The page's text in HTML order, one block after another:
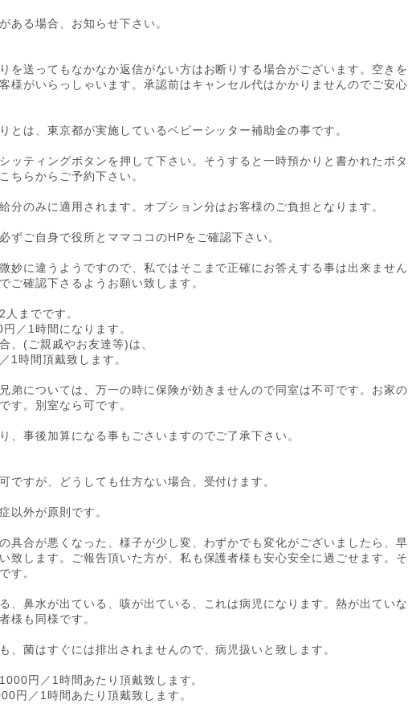
ある場合、お知らせ下さい。
を送ってもなかなか返信がない方はお断りする場合がございます。空きを
様がいらっしゃいます。承認前はキャンセル代はかかりませんのでご安心
とは、東京都が実施しているベビーシッター補助金の事です。
ッティングボタンを押して下さい。そうすると一時預かりと書かれたボタ
ちらからご予約下さい。
分のみに適用されます。オプション分はお客様のご負担となります。
ずご自身で役所とママココのHPをご確認下さい。
妙に違うようですので、私ではそこまで正確にお答えする事は出来ません
ご確認下さるようお願い致します。
までです。
／1時間になります。
、(ご親戚やお友達等)は、
1時間頂戴致します。
弟については、万一の時に保険が効きませんので同室は不可です。お家の
す。別室なら可です。
、事後加算になる事もごさいますのでご了承下さい。
ですが、どうしても仕方ない場合、受付けます。
以外が原則です。
具合が悪くなった、様子が少し変、わずかでも変化がございましたら、早
致します。ご報告頂いた方が、私も保護者様も安心安全に過ごせます。そ
す。
、鼻水が出ている、咳が出ている、これは病児になります。熱が出ていな
様も同様です。
、菌はすぐには排出されませんので、病児扱いと致します。
円／1時間あたり頂戴致します。
円／1時間あたり頂戴致します。